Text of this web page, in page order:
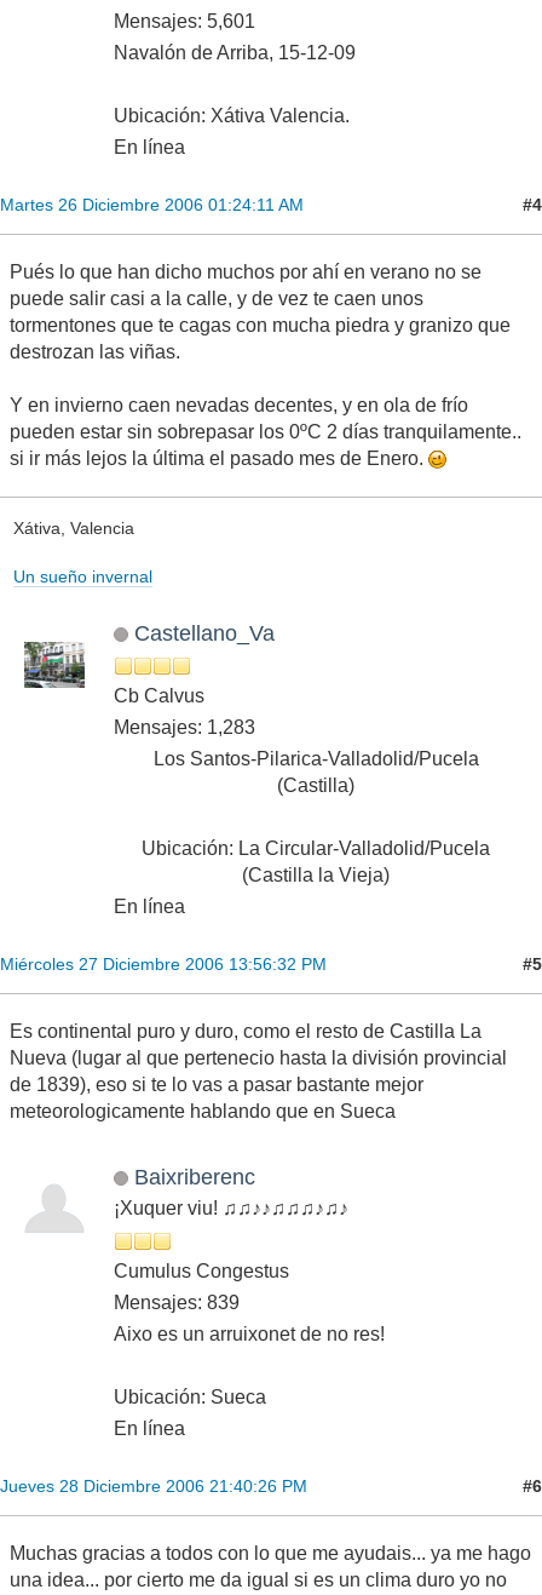
Mensajes: 5,601
Navalón de Arriba, 15-12-09
Ubicación: Xátiva Valencia.
En línea
Martes 26 Diciembre 2006 01:24:11 AM #4
Pués lo que han dicho muchos por ahí en verano no se
puede salir casi a la calle, y de vez te caen unos
tormentones que te cagas con mucha piedra y granizo que
destrozan las viñas.
Y en invierno caen nevadas decentes, y en ola de frío
pueden estar sin sobrepasar los 0ºC 2 días tranquilamente..
si ir más lejos la última el pasado mes de Enero.
Xátiva, Valencia
Un sueño invernal
Castellano_Va
Cb Calvus
Mensajes: 1,283
Los Santos-Pilarica-Valladolid/Pucela
(Castilla)
Ubicación: La Circular-Valladolid/Pucela
(Castilla la Vieja)
En línea
Miércoles 27 Diciembre 2006 13:56:32 PM #5
Es continental puro y duro, como el resto de Castilla La
Nueva (lugar al que pertenecio hasta la división provincial
de 1839), eso si te lo vas a pasar bastante mejor
meteorologicamente hablando que en Sueca
Baixriberenc
¡Xuquer viu! ♫♫♪♪♫♫♫♪♫♪
Cumulus Congestus
Mensajes: 839
Aixo es un arruixonet de no res!
Ubicación: Sueca
En línea
Jueves 28 Diciembre 2006 21:40:26 PM #6
Muchas gracias a todos con lo que me ayudais... ya me hago
una idea... por cierto me da igual si es un clima duro yo no